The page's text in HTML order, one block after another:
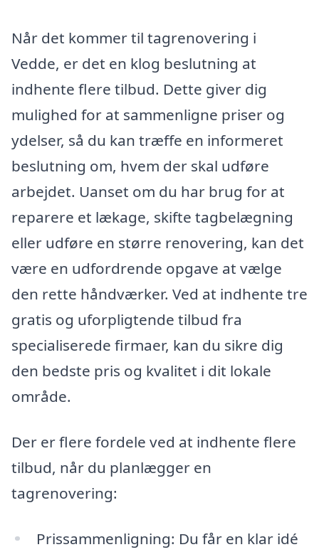
Når det kommer til tagrenovering i
Vedde, er det en klog beslutning at
indhente flere tilbud. Dette giver dig
mulighed for at sammenligne priser og
ydelser, så du kan træffe en informeret
beslutning om, hvem der skal udføre
arbejdet. Uanset om du har brug for at
reparere et lækage, skifte tagbelægning
eller udføre en større renovering, kan det
være en udfordrende opgave at vælge
den rette håndværker. Ved at indhente tre
gratis og uforpligtende tilbud fra
specialiserede firmaer, kan du sikre dig
den bedste pris og kvalitet i dit lokale
område.
Der er flere fordele ved at indhente flere
tilbud, når du planlægger en
tagrenovering:
Prissammenligning: Du får en klar idé